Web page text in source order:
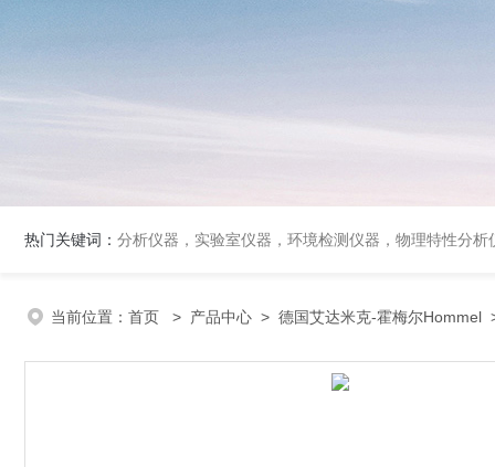
热门关键词： 分析仪器，实验室仪器，环境检测仪器，物理特性分析
当前位置： 首页 > 产品中心 > 德国艾达米克-霍梅尔Hommel